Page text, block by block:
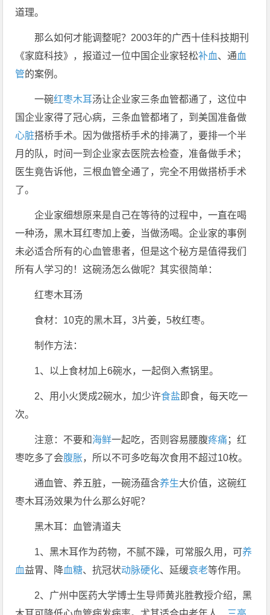
道理。
那么如何才能调整呢？2003年的广西十佳科技期刊
《家庭科技》，报道过一位中国企业家轻松补血、通血
管的案例。
一碗红枣木耳汤让企业家三条血管都通了，这位中
国企业家得了冠心病，三条血管都堵了，到美国准备做
心脏搭桥手术。因为做搭桥手术的排满了，要排一个半
月的队，时间一到企业家去医院去检查，准备做手术；
医生竟告诉他，三根血管全通了，完全不用做搭桥手术
了。
企业家细想原来是自己在等待的过程中，一直在喝
一种汤，黑木耳红枣加上姜，当做汤喝。企业家的事例
未必适合所有的心血管患者，但是这个秘方是值得我们
所有人学习的！这碗汤怎么做呢？其实很简单：
红枣木耳汤
食材：10克的黑木耳，3片姜，5枚红枣。
制作方法：
1、以上食材加上6碗水，一起倒入煮锅里。
2、用小火煲成2碗水，加少许食盐 即食，每天吃一
次。
注意：不要和海鲜一起吃，否则容易腰腹疼痛；红
枣吃多了会腹胀，所以不可多吃每次食用不超过10枚。
通血管、养五脏，一碗汤蕴含养生大价值，这碗红
枣木耳汤效果为什么那么好呢？
黑木耳：血管清道夫
1、黑木耳作为药物，不腻不躁，可常服久用，可养
血益胃、降血糖、抗冠状动脉硬化、延缓衰老等作用。
2、广州中医药大学博士生导师黄兆胜教授介绍，黑